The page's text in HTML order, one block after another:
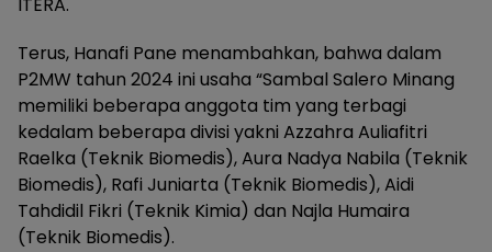
ITERA.
Terus, Hanafi Pane menambahkan, bahwa dalam
P2MW tahun 2024 ini usaha “Sambal Salero Minang
memiliki beberapa anggota tim yang terbagi
kedalam beberapa divisi yakni Azzahra Auliafitri
Raelka (Teknik Biomedis), Aura Nadya Nabila (Teknik
Biomedis), Rafi Juniarta (Teknik Biomedis), Aidi
Tahdidil Fikri (Teknik Kimia) dan Najla Humaira
(Teknik Biomedis).